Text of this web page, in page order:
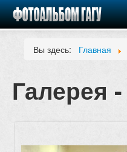
Вы здесь: Главная
Галерея